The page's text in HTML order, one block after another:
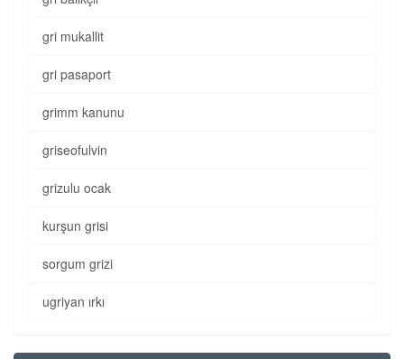
gri mukallit
gri pasaport
grimm kanunu
griseofulvin
grizulu ocak
kurşun grisi
sorgum grizi
ugriyan ırkı